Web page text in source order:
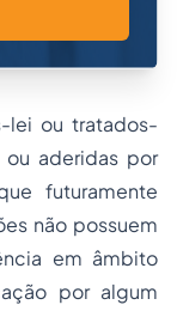
lei ou tratados-
aderidas por
futuramente
não possuem
em âmbito
por algum